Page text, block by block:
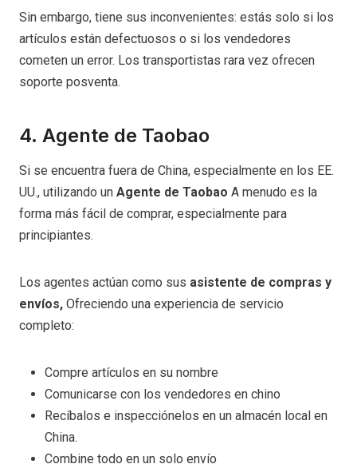
Sin embargo, tiene sus inconvenientes: estás solo si los
artículos están defectuosos o si los vendedores
cometen un error. Los transportistas rara vez ofrecen
soporte posventa.
4. Agente de Taobao
Si se encuentra fuera de China, especialmente en los EE.
UU., utilizando un Agente de Taobao A menudo es la
forma más fácil de comprar, especialmente para
principiantes.
Los agentes actúan como sus asistente de compras y
envíos, Ofreciendo una experiencia de servicio
completo:
Compre artículos en su nombre
Comunicarse con los vendedores en chino
Recíbalos e inspecciónelos en un almacén local en
China.
Combine todo en un solo envío